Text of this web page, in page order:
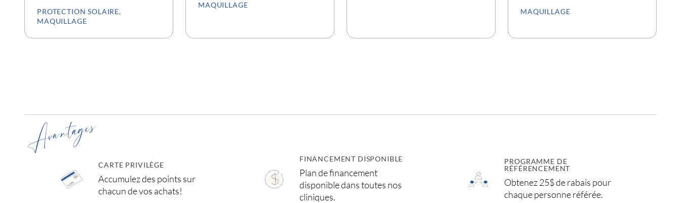
PROTECTION SOLAIRE,
MAQUILLAGE
MAQUILLAGE
MAQUILLAGE
Avantages
CARTE PRIVILÈGE
Accumulez des points sur
chacun de vos achats!
FINANCEMENT DISPONIBLE
Plan de financement
disponible dans toutes nos
cliniques.
PROGRAMME DE
RÉFÉRENCEMENT
Obtenez 25$ de rabais pour
chaque personne référée.